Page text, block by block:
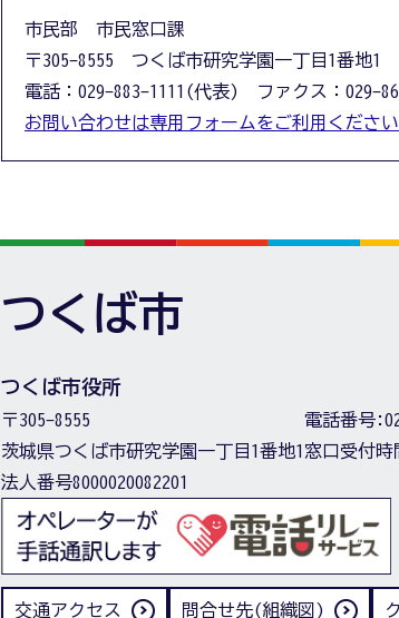
市民部 市民窓口課
〒305-8555 つくば市研究学園一丁目1番地1
電話：029-883-1111(代表) ファクス：029-
お問い合わせは専用フォームをご利用ください
つくば市
つくば市役所
〒305-8555
茨城県つくば市研究学園一丁目1番地1
法人番号8000020082201
電話番号:
窓口受付時
交通アクセス 問合せ先(組織図)